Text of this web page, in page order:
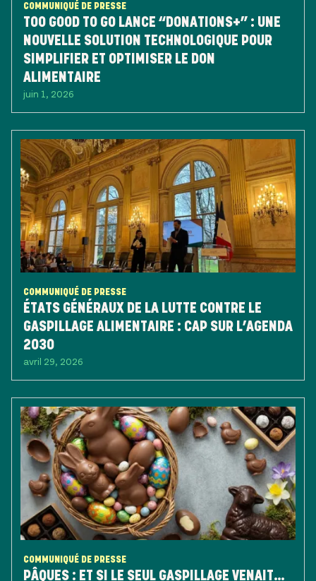
COMMUNIQUÉ DE PRESSE
TOO GOOD TO GO LANCE “DONATIONS+” : UNE
NOUVELLE SOLUTION TECHNOLOGIQUE POUR
SIMPLIFIER ET OPTIMISER LE DON
ALIMENTAIRE
juin 1, 2026
COMMUNIQUÉ DE PRESSE
ÉTATS GÉNÉRAUX DE LA LUTTE CONTRE LE
GASPILLAGE ALIMENTAIRE : CAP SUR L’AGENDA
2030
avril 29, 2026
COMMUNIQUÉ DE PRESSE
PÂQUES : ET SI LE SEUL GASPILLAGE VENAIT…